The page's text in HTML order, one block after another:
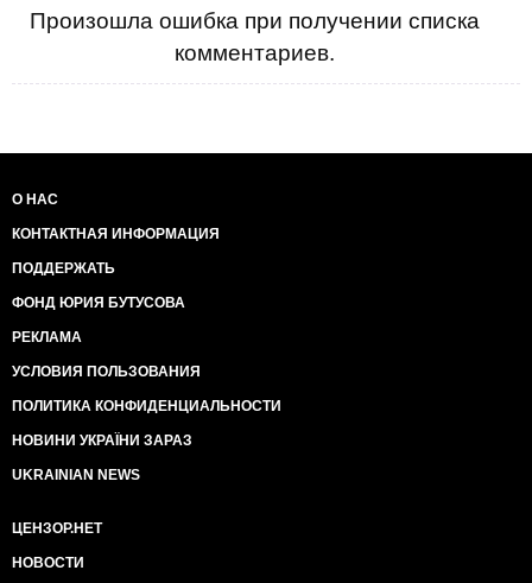
Произошла ошибка при получении списка
комментариев.
О НАС
КОНТАКТНАЯ ИНФОРМАЦИЯ
ПОДДЕРЖАТЬ
ФОНД ЮРИЯ БУТУСОВА
РЕКЛАМА
УСЛОВИЯ ПОЛЬЗОВАНИЯ
ПОЛИТИКА КОНФИДЕНЦИАЛЬНОСТИ
НОВИНИ УКРАЇНИ ЗАРАЗ
UKRAINIAN NEWS
ЦЕНЗОР.НЕТ
НОВОСТИ